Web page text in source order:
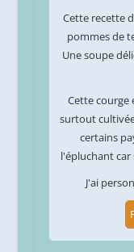
Cette recette
pommes de
Une soupe
Cette courge
surtout
certains
l'épluchant car
J'ai